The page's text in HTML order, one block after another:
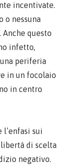
incentivate.
o nessuna
questo
infetto,
periferia
in un focolaio
in centro
sui
di scelta
negativo.